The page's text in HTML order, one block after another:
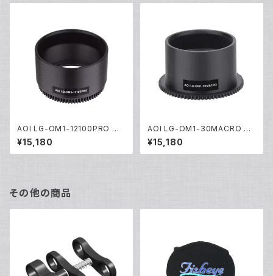
AOI LG-OM1-12100PRO レ
ンズギア [21607]
¥15,180
AOI LG-OM1-30MACRO レ
ンズギア [21446]
¥15,180
その他の商品